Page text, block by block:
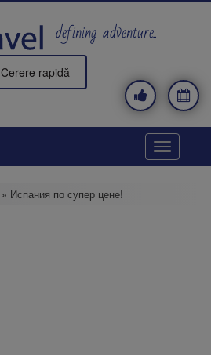
defining adventure..
Cerere rapidă
Toggle
» Испания по супер цене!